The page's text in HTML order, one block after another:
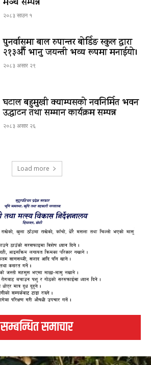
मञ्च सम्पन्न
२०८३ साउन १
पुनर्वासमा बाल रुपान्तर बोर्डिङ स्कुल द्धारा
२१३औँ भानु जयन्ती भव्य रूपमा मनाईयो।
२०८३ असार २९
घटाल बहुमुखी क्याम्पसको नवनिर्मित भवन
उद्घाटन तथा सम्मान कार्यक्रम सम्पन्न
२०८३ असार २६
Load more
सम्बन्धित समाचार